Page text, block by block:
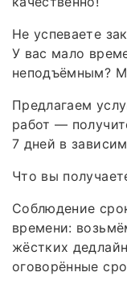
Не успеваете
У вас мало
неподъёмным?
Предлагаем
работ —
7 дней в
Что вы
Соблюдение
времени:
жёстких
оговорённые